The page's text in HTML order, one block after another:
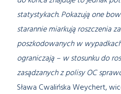
statystykach. Pokazują one
starannie miarkują roszczenia
poszkodowanych w
ograniczają – w stosunku do
zasądzanych z polisy OC
Sława Cwalińska Weychert,